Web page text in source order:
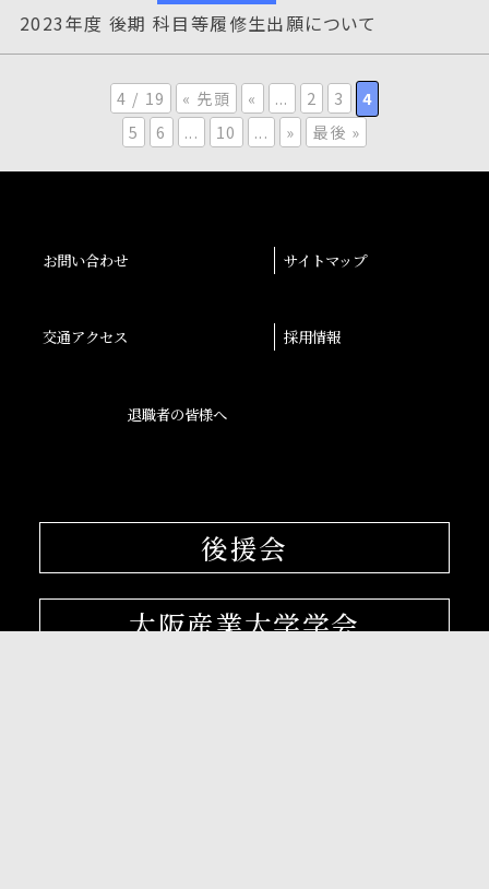
2023年度 後期 科目等履修生出願について
4 / 19 « 先頭 « ... 2 3
4
5
6 ... 10 ... » 最後 »
お問い合わせ サイトマップ
交通アクセス 採用情報
退職者の皆様へ
後援会
大阪産業大学学会